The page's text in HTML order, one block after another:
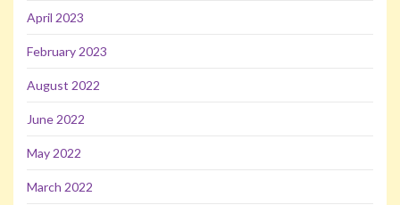
April 2023
February 2023
August 2022
June 2022
May 2022
March 2022